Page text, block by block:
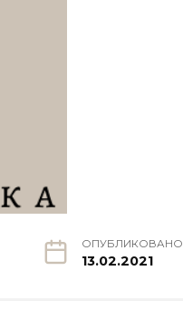
ОПУБЛИКОВАНО
13.02.2021